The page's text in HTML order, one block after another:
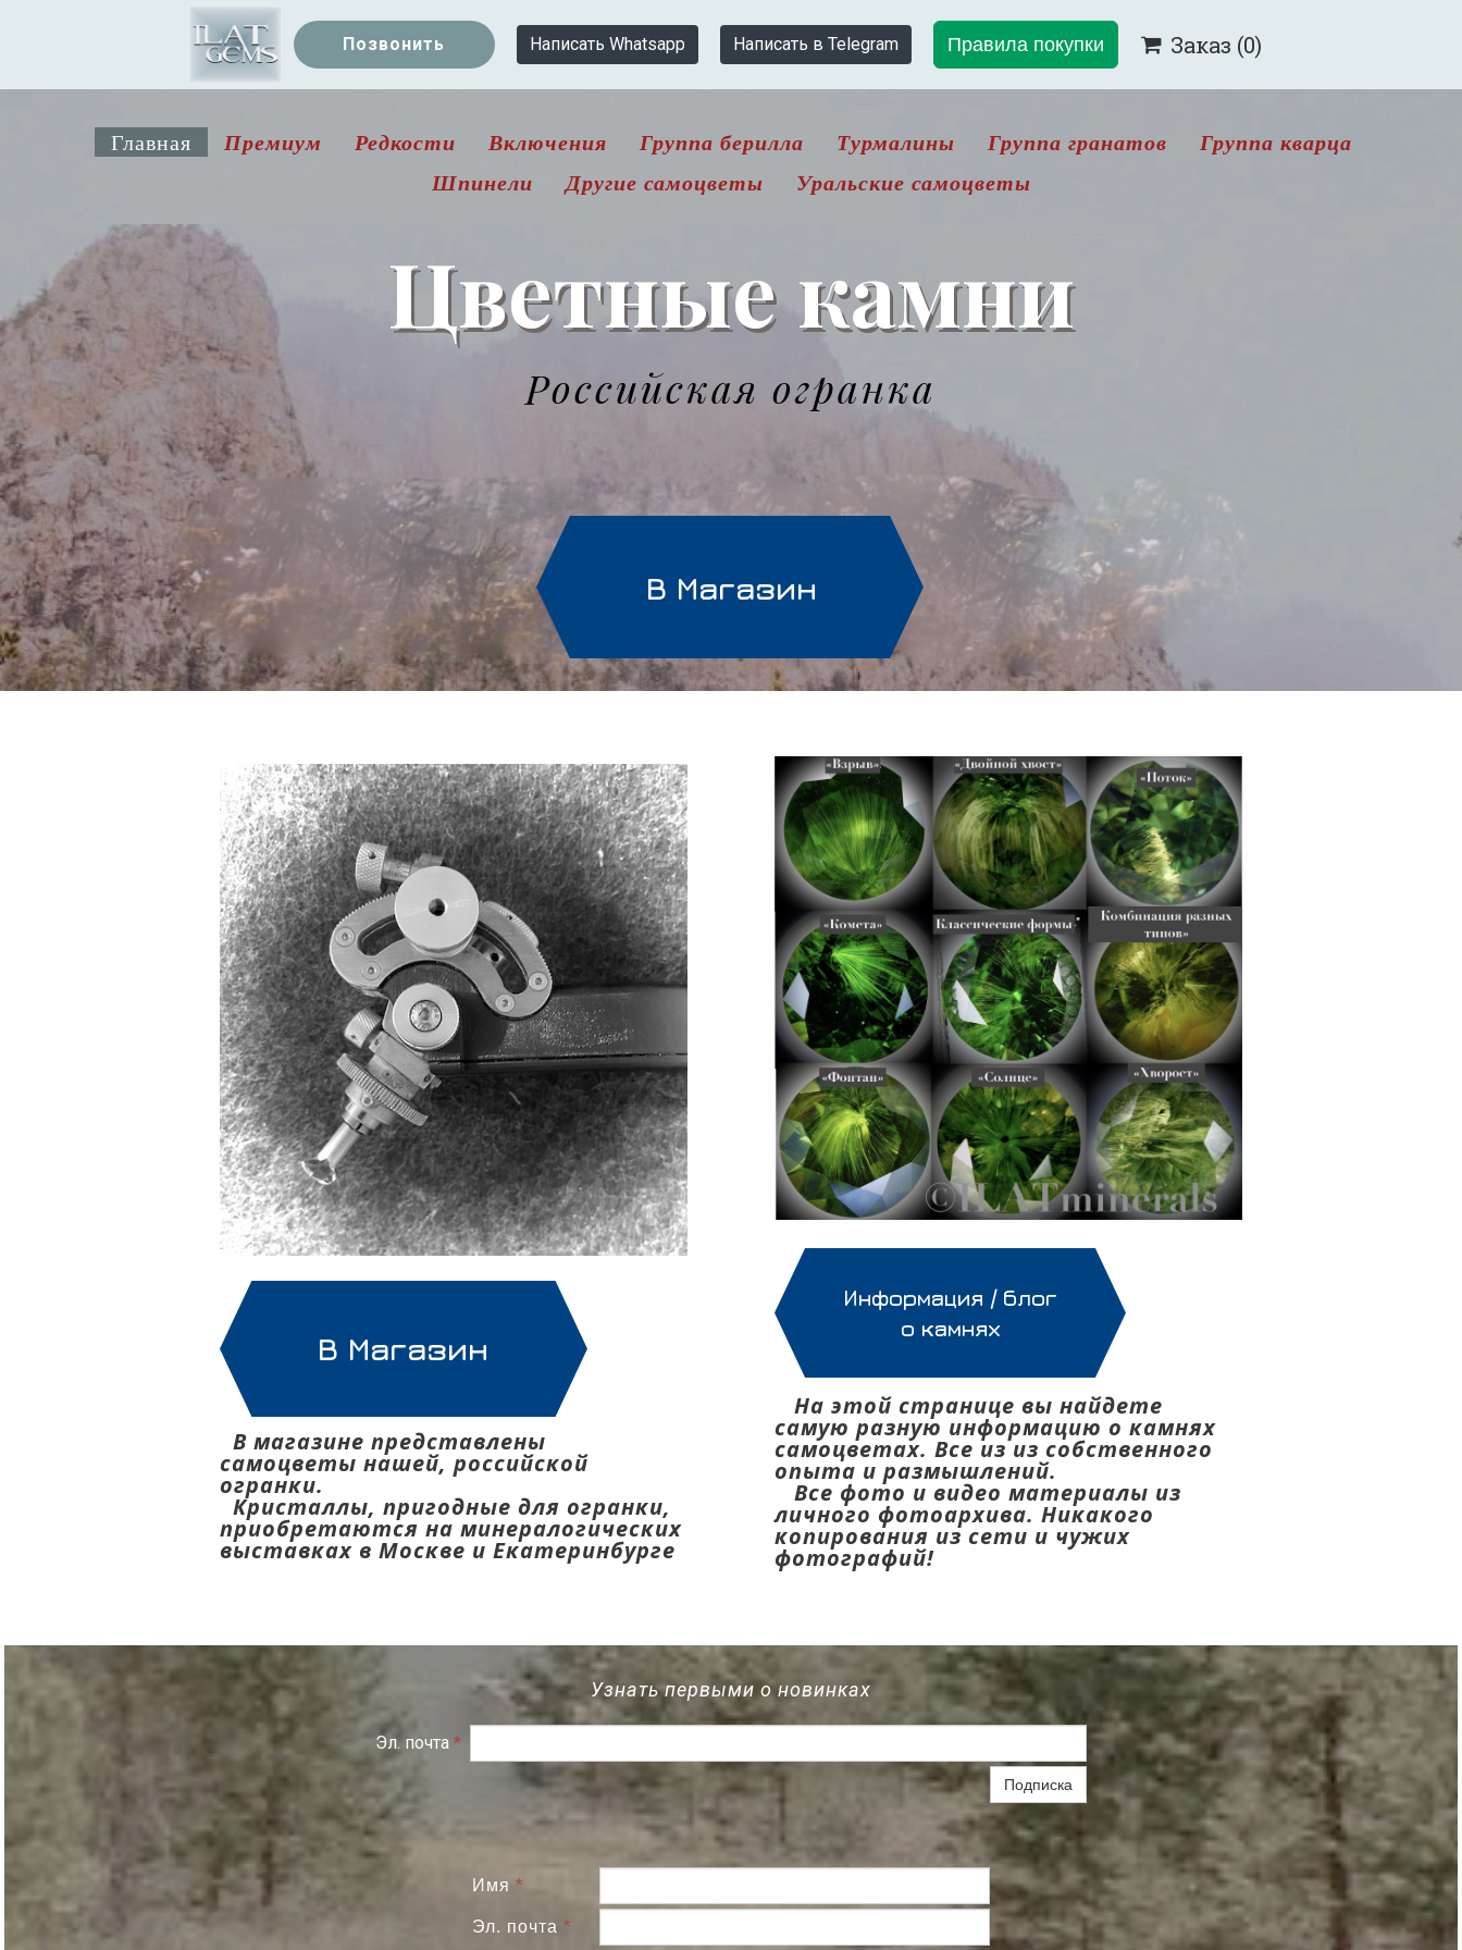
Позвонить Написать Whatsapp Написать в Telegram Правила покупки  Заказ (0)
Главная Премиум Редкости Включения Группа берилла Турмалины Группа гранатов
Группа кварца
Шпинели
Другие самоцветы Уральские самоцветы
Цветные камни
Российская огранка
В Магазин
В Магазин
В магазине представлены
самоцветы нашей, российской
огранки.
Кристаллы, пригодные для огранки,
приобретаются на минералогических
выставках в Москве и Екатеринбурге
Информация / блог
о камнях
На этой странице вы найдете
самую разную информацию о камнях
самоцветах. Все из из собственного
опыта и размышлений.
Все фото и видео материалы из
личного фотоархива. Никакого
копирования из сети и чужих
фотографий!
Узнать первыми о новинках
Эл. почта*
Подписка
Имя *
Эл. почта *